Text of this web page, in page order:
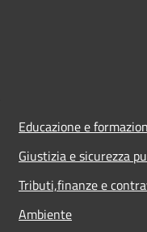
Educazione e
Giustizia e sicurezza
Tributi,finanze e
Ambiente